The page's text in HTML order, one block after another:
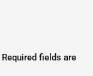
Required fields are